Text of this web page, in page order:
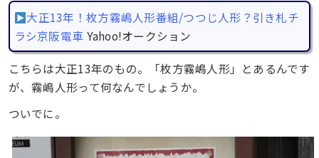
大正13年！枚方霧嶋人形番組/つつじ人形？引き札チ
ラシ京阪電車 Yahoo!オークション
こちらは大正13年のもの。「枚方霧嶋人形」とあるんです
が、霧嶋人形って何なんでしょうか。
ついでに。